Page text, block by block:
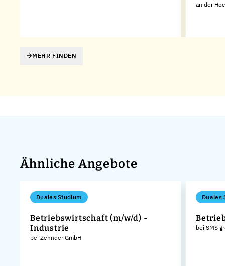
an der
MEHR FINDEN
Ähnliche Angebote
Duales Studium
Betriebswirtschaft (m/w/d) -
Industrie
bei Zehnder GmbH
Duales
bei SMS